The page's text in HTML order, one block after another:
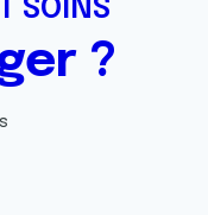
SOINS
?